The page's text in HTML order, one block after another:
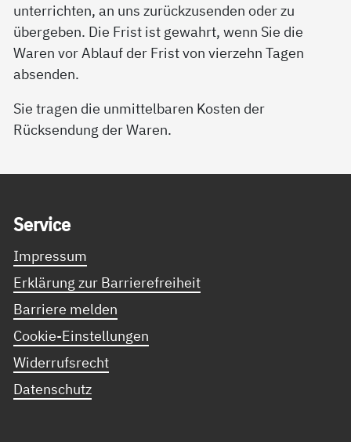
unterrichten, an uns zurückzusenden oder zu
übergeben. Die Frist ist gewahrt, wenn Sie die
Waren vor Ablauf der Frist von vierzehn Tagen
absenden.
Sie tragen die unmittelbaren Kosten der
Rücksendung der Waren.
Ser­vice
Impressum
Erklärung zur Barrierefreiheit
Barriere melden
Cookie-Einstellungen
Widerrufsrecht
Datenschutz